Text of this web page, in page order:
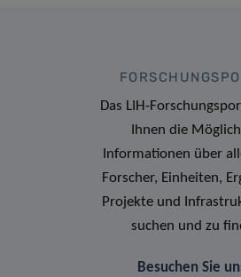
Das LIH-
Ihnen die
Informationen über
Forscher, Einheiten,
Projekte und
suchen und zu
Besuchen Sie